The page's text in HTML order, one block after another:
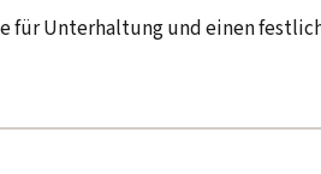
für Unterhaltung und einen